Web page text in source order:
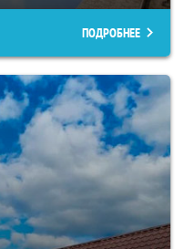
ПОДРОБНЕЕ